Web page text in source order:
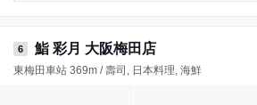
6 鮨 彩月 大阪梅田店
東梅田車站 369m / 壽司, 日本料理, 海鮮